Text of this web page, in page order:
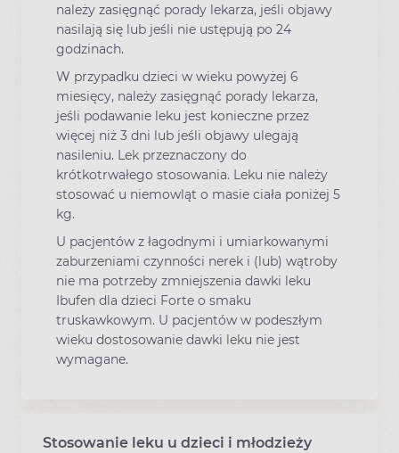
należy zasięgnąć porady lekarza, jeśli objawy
nasilają się lub jeśli nie ustępują po 24
godzinach.
W przypadku dzieci w wieku powyżej 6
miesięcy, należy zasięgnąć porady lekarza,
jeśli podawanie leku jest konieczne przez
więcej niż 3 dni lub jeśli objawy ulegają
nasileniu. Lek przeznaczony do
krótkotrwałego stosowania. Leku nie należy
stosować u niemowląt o masie ciała poniżej 5
kg.
U pacjentów z łagodnymi i umiarkowanymi
zaburzeniami czynności nerek i (lub) wątroby
nie ma potrzeby zmniejszenia dawki leku
Ibufen dla dzieci Forte o smaku
truskawkowym. U pacjentów w podeszłym
wieku dostosowanie dawki leku nie jest
wymagane.
Stosowanie leku u dzieci i młodzieży